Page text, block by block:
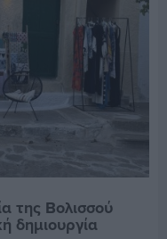
της Βολισσού
δημιουργία